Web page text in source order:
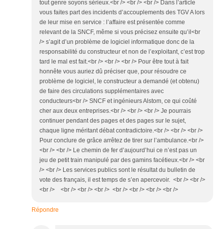
tout genre soyons sérieux.<br /> <br /> <br /> Dans l’article
vous faites part des incidents d’accouplements des TGV A lors
de leur mise en service : l’affaire est présentée comme
relevant de la SNCF, même si vous précisez ensuite qu’il<br
/> s’agit d’un problème de logiciel informatique donc de la
responsabilité du constructeur et non de l’exploitant, c’est trop
tard le mal est fait.<br /> <br /> <br /> Pour être tout à fait
honnête vous auriez dû préciser que, pour résoudre ce
problème de logiciel, le constructeur a demandé (et obtenu)
de faire des circulations supplémentaires avec
conducteurs<br /> SNCF et ingénieurs Alstom, ce qui coûté
cher aux deux entreprises.<br /> <br /> <br /> Je pourrais
continuer pendant des pages et des pages sur le sujet,
chaque ligne méritant débat contradictoire.<br /> <br /> <br />
Pour conclure de grâce arrêtez de tirer sur l’ambulance.<br />
<br /> <br /> Le chemin de fer d’aujourd’hui ce n’est pas un
jeu de petit train manipulé par des gamins facétieux.<br /> <br
/> <br /> Les services publics sont le résultat du bulletin de
vote des français, il est temps de s’en apercevoir. <br /> <br />
<br /> <br /> <br /> <br /> <br /> <br /> <br /> <br />
Répondre